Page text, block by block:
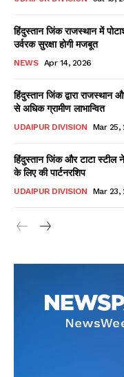
हिंदुस्तान जिंक राजस्थान में
उर्वरक सुरक्षा होगी मजबूत
NEWS Apr 14, 2026
हिंदुस्तान जिंक द्वारा
से अधिक ग्रामीण लाभान्वित
UDAIPUR DIVISION Mar 25,
हिंदुस्तान जिंक और टाटा स्टील
के लिए की पार्टनरशिप
UDAIPUR DIVISION Mar 23,